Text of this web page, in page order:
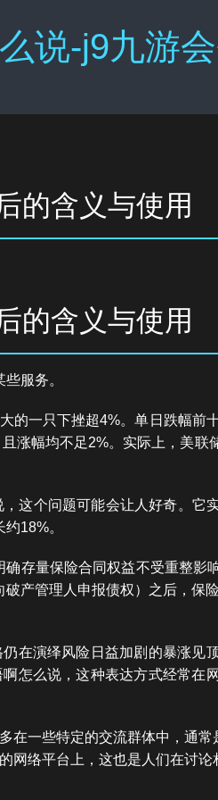
说-j9九游
的含义与使用
的含义与使用
服务。
的一只下挫超4%。单日跌幅前
涨幅均不足2%。实际上，美联
这个问题可能会让人好奇。它
18%。
存量保险合同权益不受重整影
产管理人申报债权）之后，保
在演绎风险日益加剧的暴涨见
怎么说，这种表达方式经常在
在一些特定的交流群体中，通
网络平台上，这也是人们在讨